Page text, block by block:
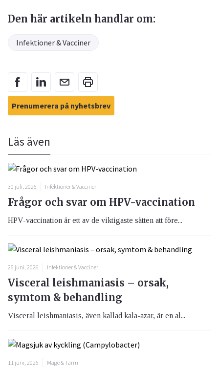
Den här artikeln handlar om:
Infektioner & Vacciner
Prenumerera på nyhetsbrev
Läs även
30 juli, 2026 Infektioner & Vacciner
Frågor och svar om HPV-vaccination
HPV-vaccination är ett av de viktigaste sätten att före...
26 juni, 2026 Infektioner & Vacciner
Visceral leishmaniasis – orsak,
symtom & behandling
Visceral leishmaniasis, även kallad kala-azar, är en al...
11 juni, 2026 Mage & Tarm